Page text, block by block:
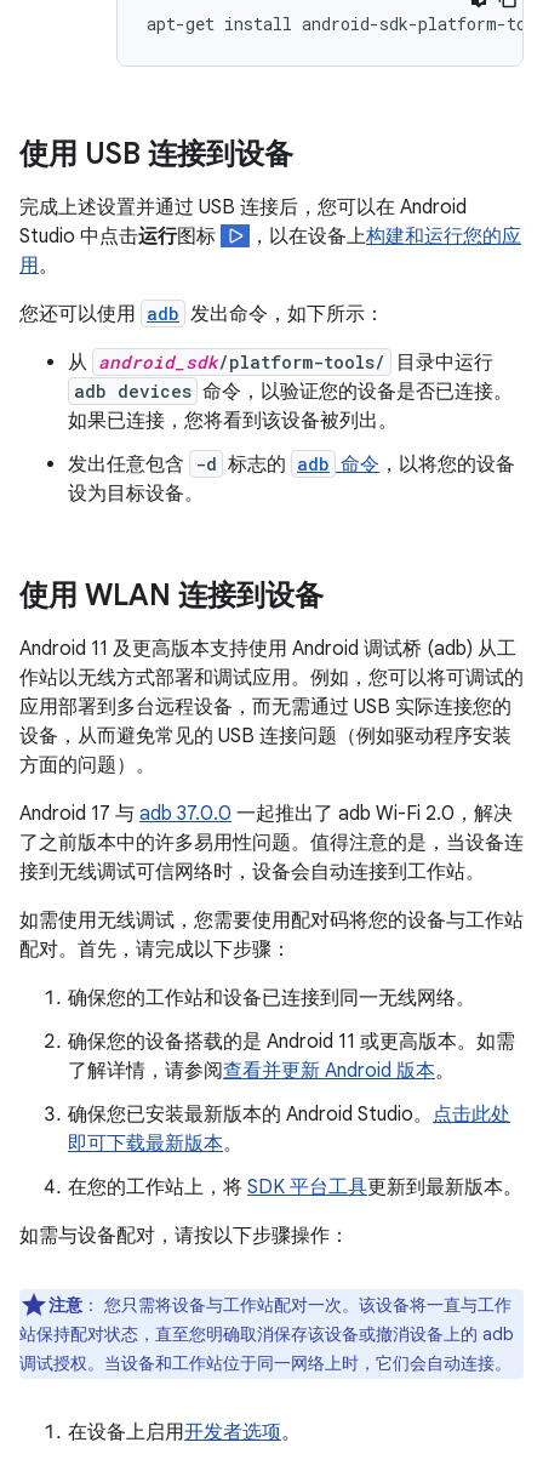
使用 USB 连接到设备
完成上述设置并通过 USB 连接后，您可以在 Android
Studio 中点击运行图标 ，以在设备上构建和运行您的应
用。
您还可以使用 adb 发出命令，如下所示：
从 android_sdk/platform-tools/ 目录中运行
adb devices 命令，以验证您的设备是否已连接。
如果已连接，您将看到该设备被列出。
发出任意包含
-d 标志的 adb 命令 ，以将您的设备
设为目标设备。
使用 WLAN 连接到设备
Android 11 及更高版本支持使用 Android 调试桥 (adb) 从工
作站以无线方式部署和调试应用。例如，您可以将可调试的
应用部署到多台远程设备，而无需通过 USB 实际连接您的
设备，从而避免常见的 USB 连接问题（例如驱动程序安装
方面的问题）。
Android 17 与 adb 37.0.0 一起推出了 adb Wi-Fi 2.0，解决
了之前版本中的许多易用性问题。值得注意的是，当设备连
接到无线调试可信网络时，设备会自动连接到工作站。
如需使用无线调试，您需要使用配对码将您的设备与工作站
配对。首先，请完成以下步骤：
确保您的工作站和设备已连接到同一无线网络。
确保您的设备搭载的是 Android 11 或更高版本。如需
了解详情，请参阅查看并更新 Android 版本。
确保您已安装最新版本的 Android Studio。 点击此处
即可下载最新版本。
在您的工作站上，将 SDK 平台工具更新到最新版本。
如需与设备配对，请按以下步骤操作：
注意 ： 您只需将设备与工作站配对一次。该设备将一直与工作
站保持配对状态，直至您明确取消保存该设备或撤消设备上的 adb
调试授权。当设备和工作站位于同一网络上时，它们会自动连接。
在设备上启用开发者选项。